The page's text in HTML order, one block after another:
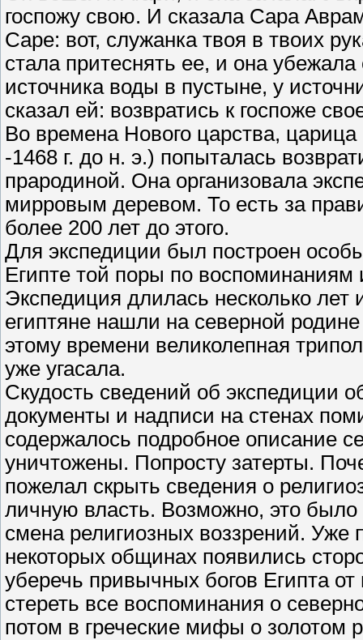
госпожу свою. И сказала Сара
Саре: вот, служанка твоя в твоих
стала притеснять ее, и она
источника воды в пустыне, у
сказал ей: возвратись к госпоже
Во времена Нового царства,
-1468 г. до н. э.) попыталась
прародиной. Она организовала
мирровым деревом. То есть за
более 200 лет до этого.
Для экспедиции был построен
Египте той поры по воспоминаниям
Экспедиция длилась несколько
египтяне нашли на северной
этому времени великолепная
уже угасала.
Скудость сведений об экспедиции
документы и надписи на стенах
содержалось подробное описание
уничтожены. Попросту затерты.
пожелал скрыть сведения о
личную власть. Возможно, это было
смена религиозных воззрений. Уже
некоторых общинах появились
уберечь привычных богов Египта
стереть все воспоминания о
потом в греческие мифы о золотом